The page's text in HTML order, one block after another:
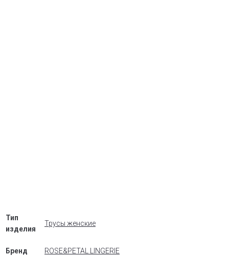
Тип
изделия
Трусы женские
Бренд ROSE&PETAL LINGERIE